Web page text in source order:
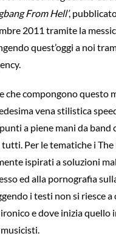
From Hell’,
2011 tramite la
quest’oggi a noi
che compongono questo
vena stilistica
a piene mani da band
tutti. Per le tematiche i
ispirati a soluzioni
ed alla pornografia
i testi non si riesce a
e dove inizia quello